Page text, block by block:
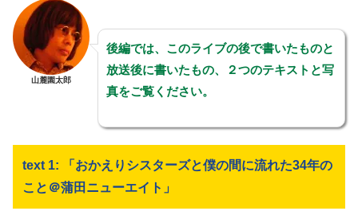
山麓園太郎
後編では、このライブの後で書いたものと
放送後に書いたもの、２つのテキストと写
真をご覧ください。
text 1: 「おかえりシスターズと僕の間に流れた34年の
こと＠蒲田ニューエイト」